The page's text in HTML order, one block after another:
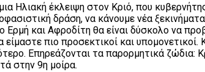
Ηλιακή έκλειψη στον Κριό, που
δράση, να κάνουμε νέα
και Αφροδίτη θα είναι δύσκολο να
πιο προσεκτικοί και
Επηρεάζονται τα παρορμητικά ζώδια:
στην 9η μοίρα.